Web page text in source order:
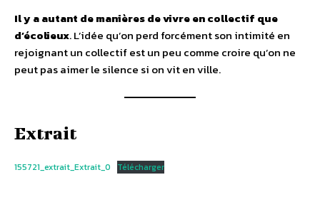
Il y a autant de manières de vivre en collectif que
d’écolieux. L’idée qu’on perd forcément son intimité en
rejoignant un collectif est un peu comme croire qu’on ne
peut pas aimer le silence si on vit en ville.
Extrait
155721_extrait_Extrait_0 Télécharger